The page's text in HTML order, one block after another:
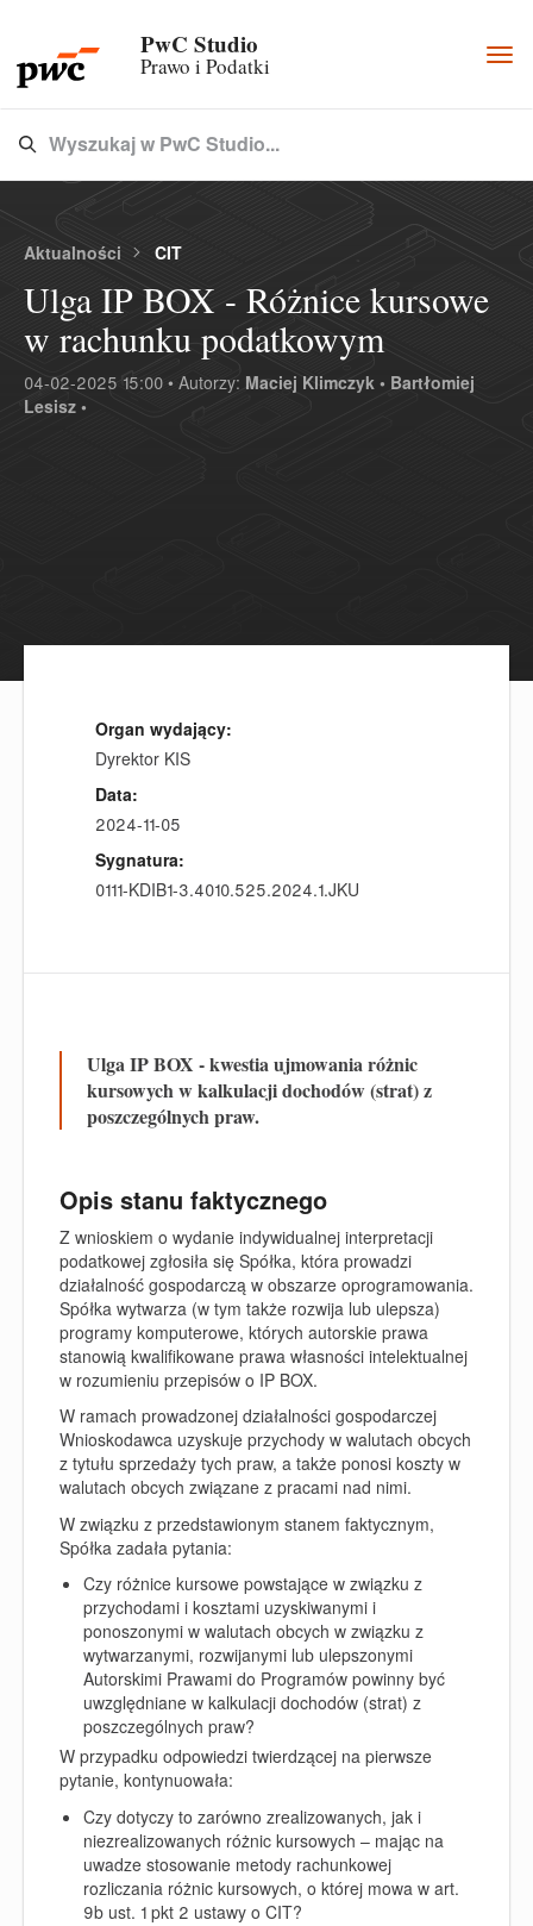
PwC Studio
Prawo i Podatki
Type 3 or more characters for results.
Wyszukaj w PwC Studio...
Aktualności CIT
Ulga IP BOX - Różnice kursowe
w rachunku podatkowym
04-02-2025 15:00 • Autorzy: Maciej Klimczyk • Bartłomiej
Lesisz •
Organ wydający:
Dyrektor KIS
Data:
2024-11-05
Sygnatura:
0111-KDIB1-3.4010.525.2024.1.JKU
Ulga IP BOX - kwestia ujmowania różnic
kursowych w kalkulacji dochodów (strat) z
poszczególnych praw.
Opis stanu faktycznego
Z wnioskiem o wydanie indywidualnej interpretacji
podatkowej zgłosiła się Spółka, która prowadzi
działalność gospodarczą w obszarze oprogramowania.
Spółka wytwarza (w tym także rozwija lub ulepsza)
programy komputerowe, których autorskie prawa
stanowią kwalifikowane prawa własności intelektualnej
w rozumieniu przepisów o IP BOX.
W ramach prowadzonej działalności gospodarczej
Wnioskodawca uzyskuje przychody w walutach obcych
z tytułu sprzedaży tych praw, a także ponosi koszty w
walutach obcych związane z pracami nad nimi.
W związku z przedstawionym stanem faktycznym,
Spółka zadała pytania:
Czy różnice kursowe powstające w związku z
przychodami i kosztami uzyskiwanymi i
ponoszonymi w walutach obcych w związku z
wytwarzanymi, rozwijanymi lub ulepszonymi
Autorskimi Prawami do Programów powinny być
uwzględniane w kalkulacji dochodów (strat) z
poszczególnych praw?
W przypadku odpowiedzi twierdzącej na pierwsze
pytanie, kontynuowała:
Czy dotyczy to zarówno zrealizowanych, jak i
niezrealizowanych różnic kursowych – mając na
uwadze stosowanie metody rachunkowej
rozliczania różnic kursowych, o której mowa w art.
9b ust. 1 pkt 2 ustawy o CIT?